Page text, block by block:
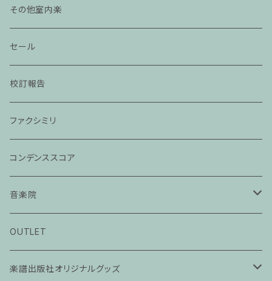
その他室内楽
セール
校訂報告
ファクシミリ
コンデンススコア
音楽院
ピアノ科３０分レッスン
ピアノ科４５分レッスン
OUTLET
楽譜出版社オリジナルグッズ